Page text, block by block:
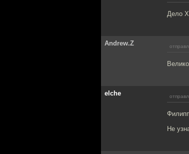
Дело
Andrew.Z
elche
Не